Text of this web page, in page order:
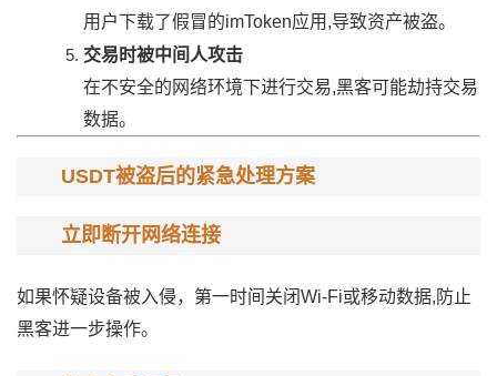
用户下载了假冒的imToken应用,导致资产被盗。
交易时被中间人攻击
在不安全的网络环境下进行交易,黑客可能劫持交易
数据。
USDT被盗后的紧急处理方案
立即断开网络连接
如果怀疑设备被入侵，第一时间关闭Wi-Fi或移动数据,防止
黑客进一步操作。